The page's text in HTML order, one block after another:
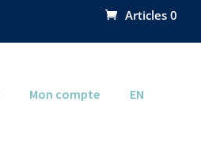
Articles 0
Mon compte EN